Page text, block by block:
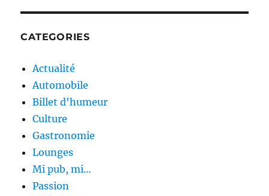
CATEGORIES
Actualité
Automobile
Billet d'humeur
Culture
Gastronomie
Lounges
Mi pub, mi…
Passion